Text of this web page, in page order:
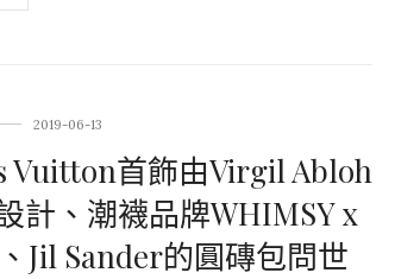
2019-06-13
Vuitton首飾由Virgil Abloh
計、潮襪品牌WHIMSY x
Jil Sander的圓磚包問世